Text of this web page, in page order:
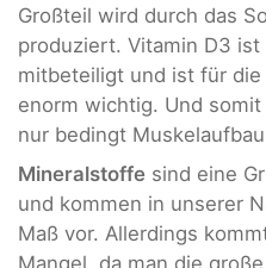
Großteil wird durch das
produziert. Vitamin D3 ist
mitbeteiligt und ist für
enorm wichtig. Und
nur bedingt
Mineralstoffe sind eine
und kommen in unserer
Maß vor. Allerdings
Mangel, da man die